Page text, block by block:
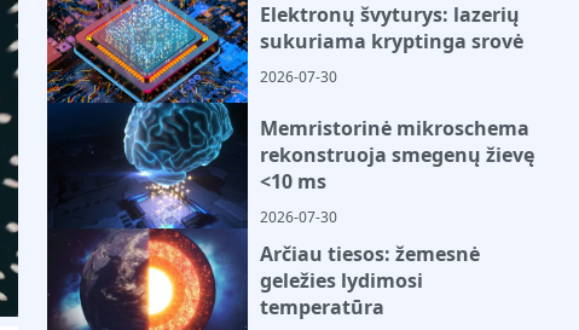
Elektronų švyturys: lazerių
sukuriama kryptinga srovė
2026-07-30
Memristorinė mikroschema
rekonstruoja smegenų žievę
<10 ms
2026-07-30
Arčiau tiesos: žemesnė
geležies lydimosi
temperatūra